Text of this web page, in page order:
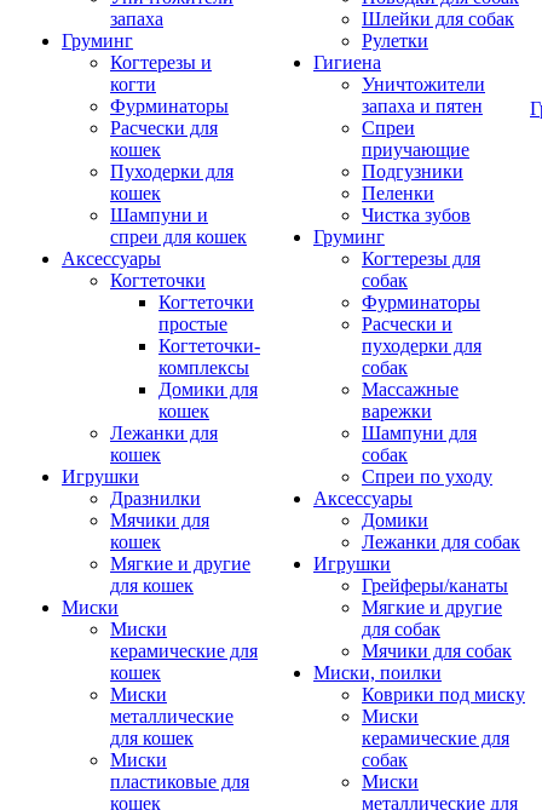
запаха
Груминг
Когтерезы и
когти
Фурминаторы
Расчески для
кошек
Пуходерки для
кошек
Шампуни и
спреи для кошек
Аксессуары
Когтеточки
Когтеточки
простые
Когтеточки-
комплексы
Домики для
кошек
Лежанки для
кошек
Игрушки
Дразнилки
Мячики для
кошек
Мягкие и другие
для кошек
Миски
Миски
керамические для
кошек
Миски
металлические
для кошек
Миски
пластиковые для
кошек
Шлейки для собак
Рулетки
Гигиена
Уничтожители
запаха и пятен
Спреи
приучающие
Подгузники
Пеленки
Чистка зубов
Груминг
Когтерезы для
собак
Фурминаторы
Расчески и
пуходерки для
собак
Массажные
варежки
Шампуни для
собак
Спреи по уходу
Аксессуары
Домики
Лежанки для собак
Игрушки
Грейферы/канаты
Мягкие и другие
для собак
Мячики для собак
Миски, поилки
Коврики под миску
Миски
керамические для
собак
Миски
металлические для